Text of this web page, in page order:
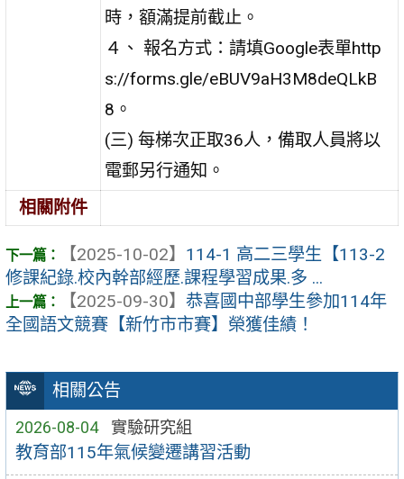
相關公告
2026-08-04 實驗研究組
教育部115年氣候變遷講習活動
時，額滿提前截止。
４、 報名方式：請填Google表單http
s://forms.gle/eBUV9aH3M8deQLkB
8。
(三) 每梯次正取36人，備取人員將以
電郵另行通知。
相關附件
【2025-10-02】 114-1 高二三學生【113-2
修課紀錄.校內幹部經歷.課程學習成果.多 ...
【2025-09-30】 恭喜國中部學生參加114年
全國語文競賽【新竹市市賽】榮獲佳績！